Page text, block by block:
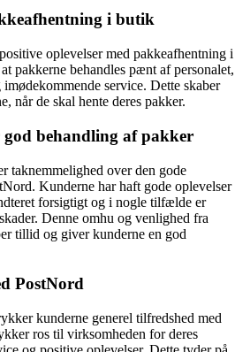
i butik
oplevelser med pakkeafhentning i
pakkerne behandles pænt af personalet,
service. Dette skaber
når de skal hente deres pakker.
god behandling af pakker
taknemmelighed over den gode
Kunderne har haft gode oplevelser
forsigtigt og i nogle tilfælde er
Denne omhu og venlighed fra
tillid og giver kunderne en god
PostNord
kunderne generel tilfredshed med
ros til virksomheden for deres